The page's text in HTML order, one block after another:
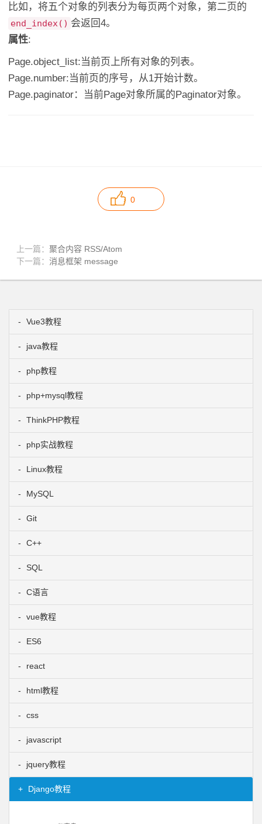
比如，将五个对象的列表分为每页两个对象，第二页的
end_index() 会返回4。
属性:
Page.object_list:当前页上所有对象的列表。
Page.number:当前页的序号，从1开始计数。
Page.paginator：当前Page对象所属的Paginator对象。
0
上一篇： 聚合内容 RSS/Atom
下一篇： 消息框架 message
Vue3教程
java教程
php教程
php+mysql教程
ThinkPHP教程
php实战教程
Linux教程
MySQL
Git
C++
SQL
C语言
vue教程
ES6
react
html教程
css
javascript
jquery教程
Django教程